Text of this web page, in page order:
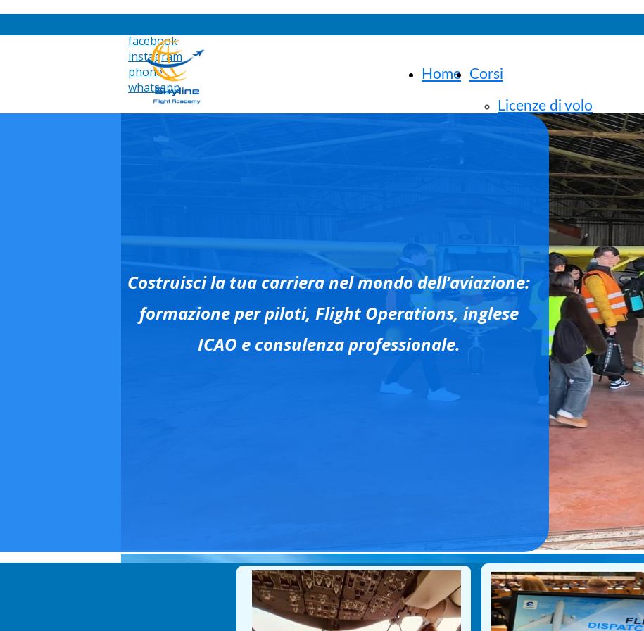
facebook
instagram
phone
whatsapp
Home Corsi
Licenze di volo
(PPL/ATPL)
Preparazione Selezioni
Compagnie
TEA - Inglese
Aeronautico ICAO
Formazione Flight
Operations & OCC
Costruisci la tua carriera nel mondo dell’aviazione:
formazione per piloti, Flight Operations, inglese
ICAO e consulenza professionale.